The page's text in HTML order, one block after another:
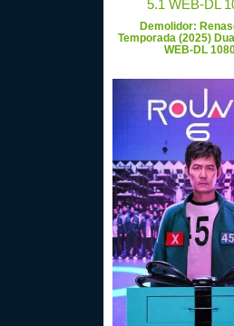
Demolidor:
Temporada (2025)
WEB-DL